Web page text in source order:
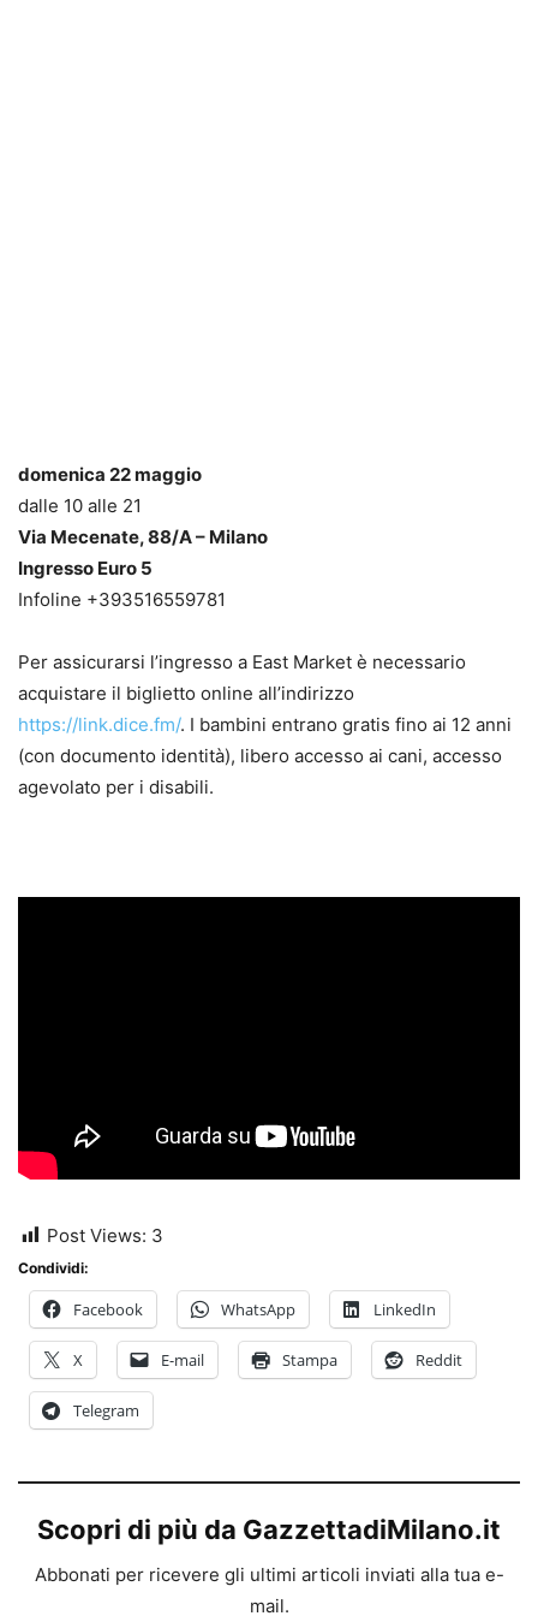
domenica 22 maggio
dalle 10 alle 21
Via Mecenate, 88/A – Milano
Ingresso Euro 5
Infoline +393516559781
Per assicurarsi l’ingresso a East Market è necessario
acquistare il biglietto online all’indirizzo
https://link.dice.fm/. I bambini entrano gratis fino ai 12 anni
(con documento identità), libero accesso ai cani, accesso
agevolato per i disabili.
Post Views: 3
Condividi:
Facebook WhatsApp LinkedIn
X E-mail Stampa Reddit
Telegram
Scopri di più da GazzettadiMilano.it
Abbonati per ricevere gli ultimi articoli inviati alla tua e-
mail.